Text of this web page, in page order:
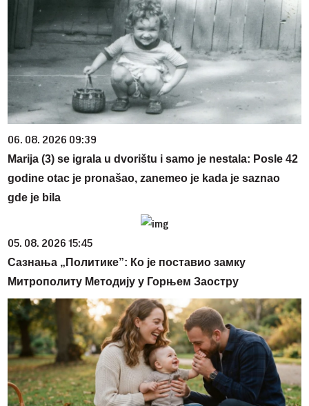
06. 08. 2026 09:39
Marija (3) se igrala u dvorištu i samo je nestala: Posle 42
godine otac je pronašao, zanemeo je kada je saznao
gde je bila
05. 08. 2026 15:45
Сазнања „Политике”: Ко је поставио замку
Митрополиту Методију у Горњем Заостру